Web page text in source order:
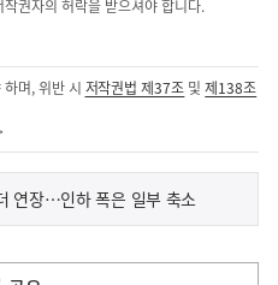
권자의 허락을 받으셔야 합니다.
며, 위반 시 저작권법 제37조 및제138조
연장…인하 폭은 일부 축소